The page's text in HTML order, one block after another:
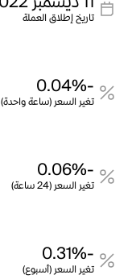
تاريخ إطلاق العملة
-0.04%
تغير السعر (ساعة واحدة)
-0.06%
تغير السعر (24 ساعة)
-0.31%
تغير السعر (أسبوع)